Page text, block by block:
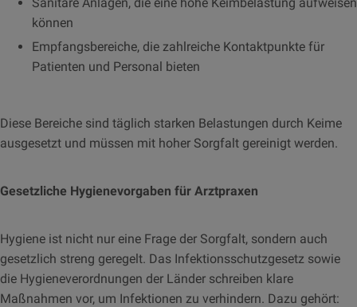
können
Empfangsbereiche, die zahlreiche Kontaktpunkte für
Patienten und Personal bieten
Diese Bereiche sind täglich starken Belastungen durch Keime
ausgesetzt und müssen mit hoher Sorgfalt gereinigt werden.
Gesetzliche Hygienevorgaben für Arztpraxen
Hygiene ist nicht nur eine Frage der Sorgfalt, sondern auch
gesetzlich streng geregelt. Das Infektionsschutzgesetz sowie
die Hygieneverordnungen der Länder schreiben klare
Maßnahmen vor, um Infektionen zu verhindern. Dazu gehört: